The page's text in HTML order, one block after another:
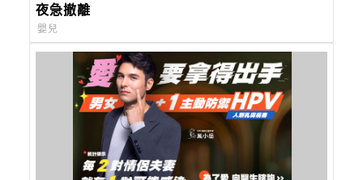
夜急撤離
嬰兒